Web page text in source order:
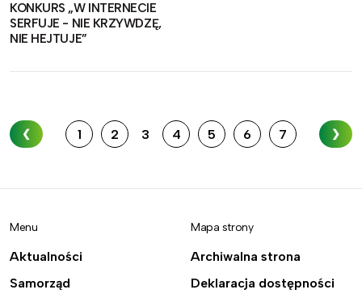
KONKURS „W INTERNECIE
SERFUJE - NIE KRZYWDZĘ,
NIE HEJTUJE”
❮ 1 2 3 4 5 6 7 ❯
Menu
Aktualności
Samorząd
Mapa strony
Archiwalna strona
Deklaracja dostępności